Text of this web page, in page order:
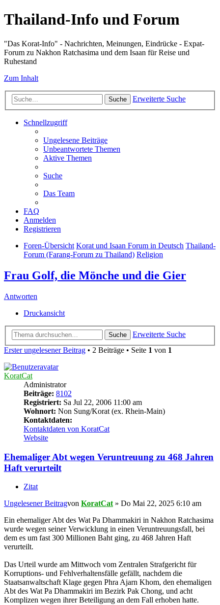
Thailand-Info und Forum
"Das Korat-Info" - Nachrichten, Meinungen, Eindrücke - Expat-
Forum zu Nakhon Ratchasima und dem Isaan für Reise und
Ruhestand
Zum Inhalt
Suche Erweiterte Suche
Schnellzugriff
Ungelesene Beiträge
Unbeantwortete Themen
Aktive Themen
Suche
Das Team
FAQ
Anmelden
Registrieren
Foren-Übersicht Korat und Isaan Forum in Deutsch Thailand-
Forum (Farang-Forum zu Thailand) Religion
Frau Golf, die Mönche und die Gier
Antworten
Druckansicht
Suche
Erweiterte Suche
Erster ungelesener Beitrag • 2 Beiträge • Seite 1 von 1
KoratCat
Administrator
Beiträge: 8102
Registriert: Sa Jul 22, 2006 11:00 am
Wohnort: Non Sung/Korat (ex. Rhein-Main)
Kontaktdaten:
Kontaktdaten von KoratCat
Website
Ehemaliger Abt wegen Veruntreuung zu 468 Jahren
Haft verurteilt
Zitat
Ungelesener Beitragvon KoratCat » Do Mai 22, 2025 6:10 am
Ein ehemaliger Abt des Wat Pa Dhammakiri in Nakhon Ratchasima
wurde wegen seiner Verwicklung in einen Veruntreuungsfall, bei
dem es um fast 300 Millionen Baht ging, zu 468 Jahren Haft
verurteilt.
Das Urteil wurde am Mittwoch vom Zentralen Strafgericht für
Korruptions- und Fehlverhaltensfälle gefällt, nachdem die
Staatsanwaltschaft Klage gegen Phra Ajarn Khom, den ehemaligen
Abt des Wat Pa Dhammakiri im Bezirk Pak Chong, und acht
Komplizen wegen ihrer Beteiligung an dem Fall erhoben hatte.